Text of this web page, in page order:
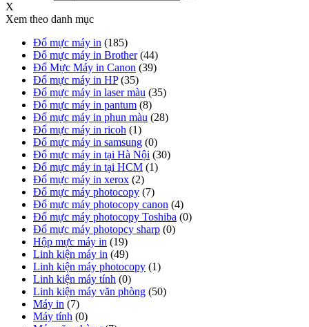
X
Xem theo danh mục
Đổ mực máy in (185)
Đổ mực máy in Brother (44)
Đổ Mực Máy in Canon (39)
Đổ mực máy in HP (35)
Đổ mực máy in laser màu (35)
Đổ mực máy in pantum (8)
Đổ mực máy in phun màu (28)
Đổ mực máy in ricoh (1)
Đổ mực máy in samsung (0)
Đổ mực máy in tại Hà Nội (30)
Đổ mực máy in tại HCM (1)
Đổ mực máy in xerox (2)
Đổ mực máy photocopy (7)
Đổ mực máy photocopy canon (4)
Đổ mực máy photocopy Toshiba (0)
Đổ mực máy photopcy sharp (0)
Hộp mực máy in (19)
Linh kiện máy in (49)
Linh kiện máy photocopy (1)
Linh kiện máy tính (0)
Linh kiện máy văn phòng (50)
Máy in (7)
Máy tính (0)